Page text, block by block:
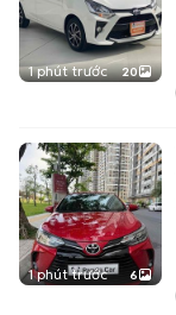
1 phút trước 20
1 phút trước 6